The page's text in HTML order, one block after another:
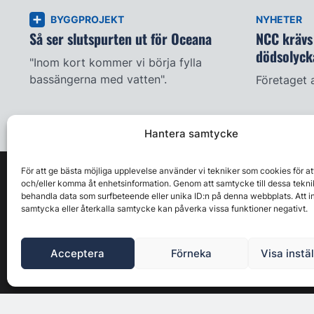
Hantera samtycke
För att ge bästa möjliga upplevelse använder vi tekniker som cookies för
och/eller komma åt enhetsinformation. Genom att samtycke till dessa
behandla data som surfbeteende eller unika ID:n på denna webbplats. Att
samtycka eller återkalla samtycke kan påverka vissa funktioner negativt.
Acceptera Förneka Visa
BYGGPROJEKT
Så ser slutspurten ut för Oceana
"Inom kort kommer vi börja fylla
bassängerna med vatten".
NYHETER
NCC
Företaget